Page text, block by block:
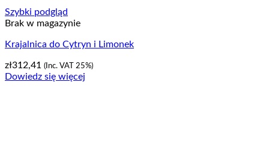
Szybki podgląd
Brak w magazynie
Krajalnica do Cytryn i Limonek
zł312,41 (Inc. VAT 25%)
Dowiedz się więcej